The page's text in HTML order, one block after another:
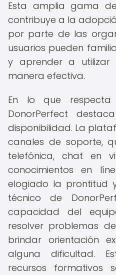
Esta amplia gama
contribuye a la
por parte de las
usuarios pueden
y aprender a utilizar
manera efectiva.
En lo que
DonorPerfect
disponibilidad. La
canales de soporte,
telefónica, chat en
conocimientos en
elogiado la prontitud
técnico de
capacidad del
resolver problemas
brindar orientación
alguna dificultad.
recursos formativos